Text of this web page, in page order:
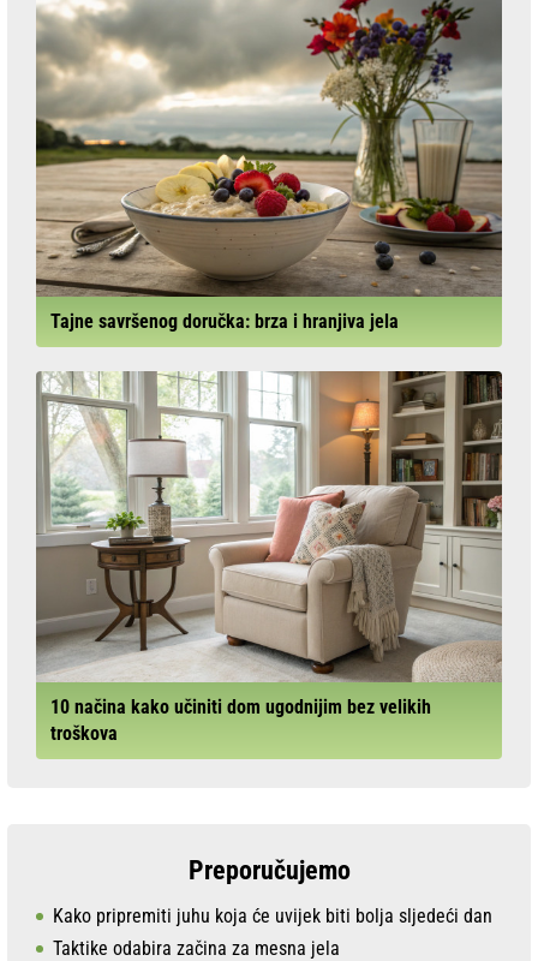
Tajne savršenog doručka: brza i hranjiva jela
10 načina kako učiniti dom ugodnijim bez velikih
troškova
Preporučujemo
Kako pripremiti juhu koja će uvijek biti bolja sljedeći dan
Taktike odabira začina za mesna jela